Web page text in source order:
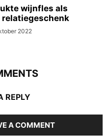
wijnfles als
2022
REPLY
A COMMENT